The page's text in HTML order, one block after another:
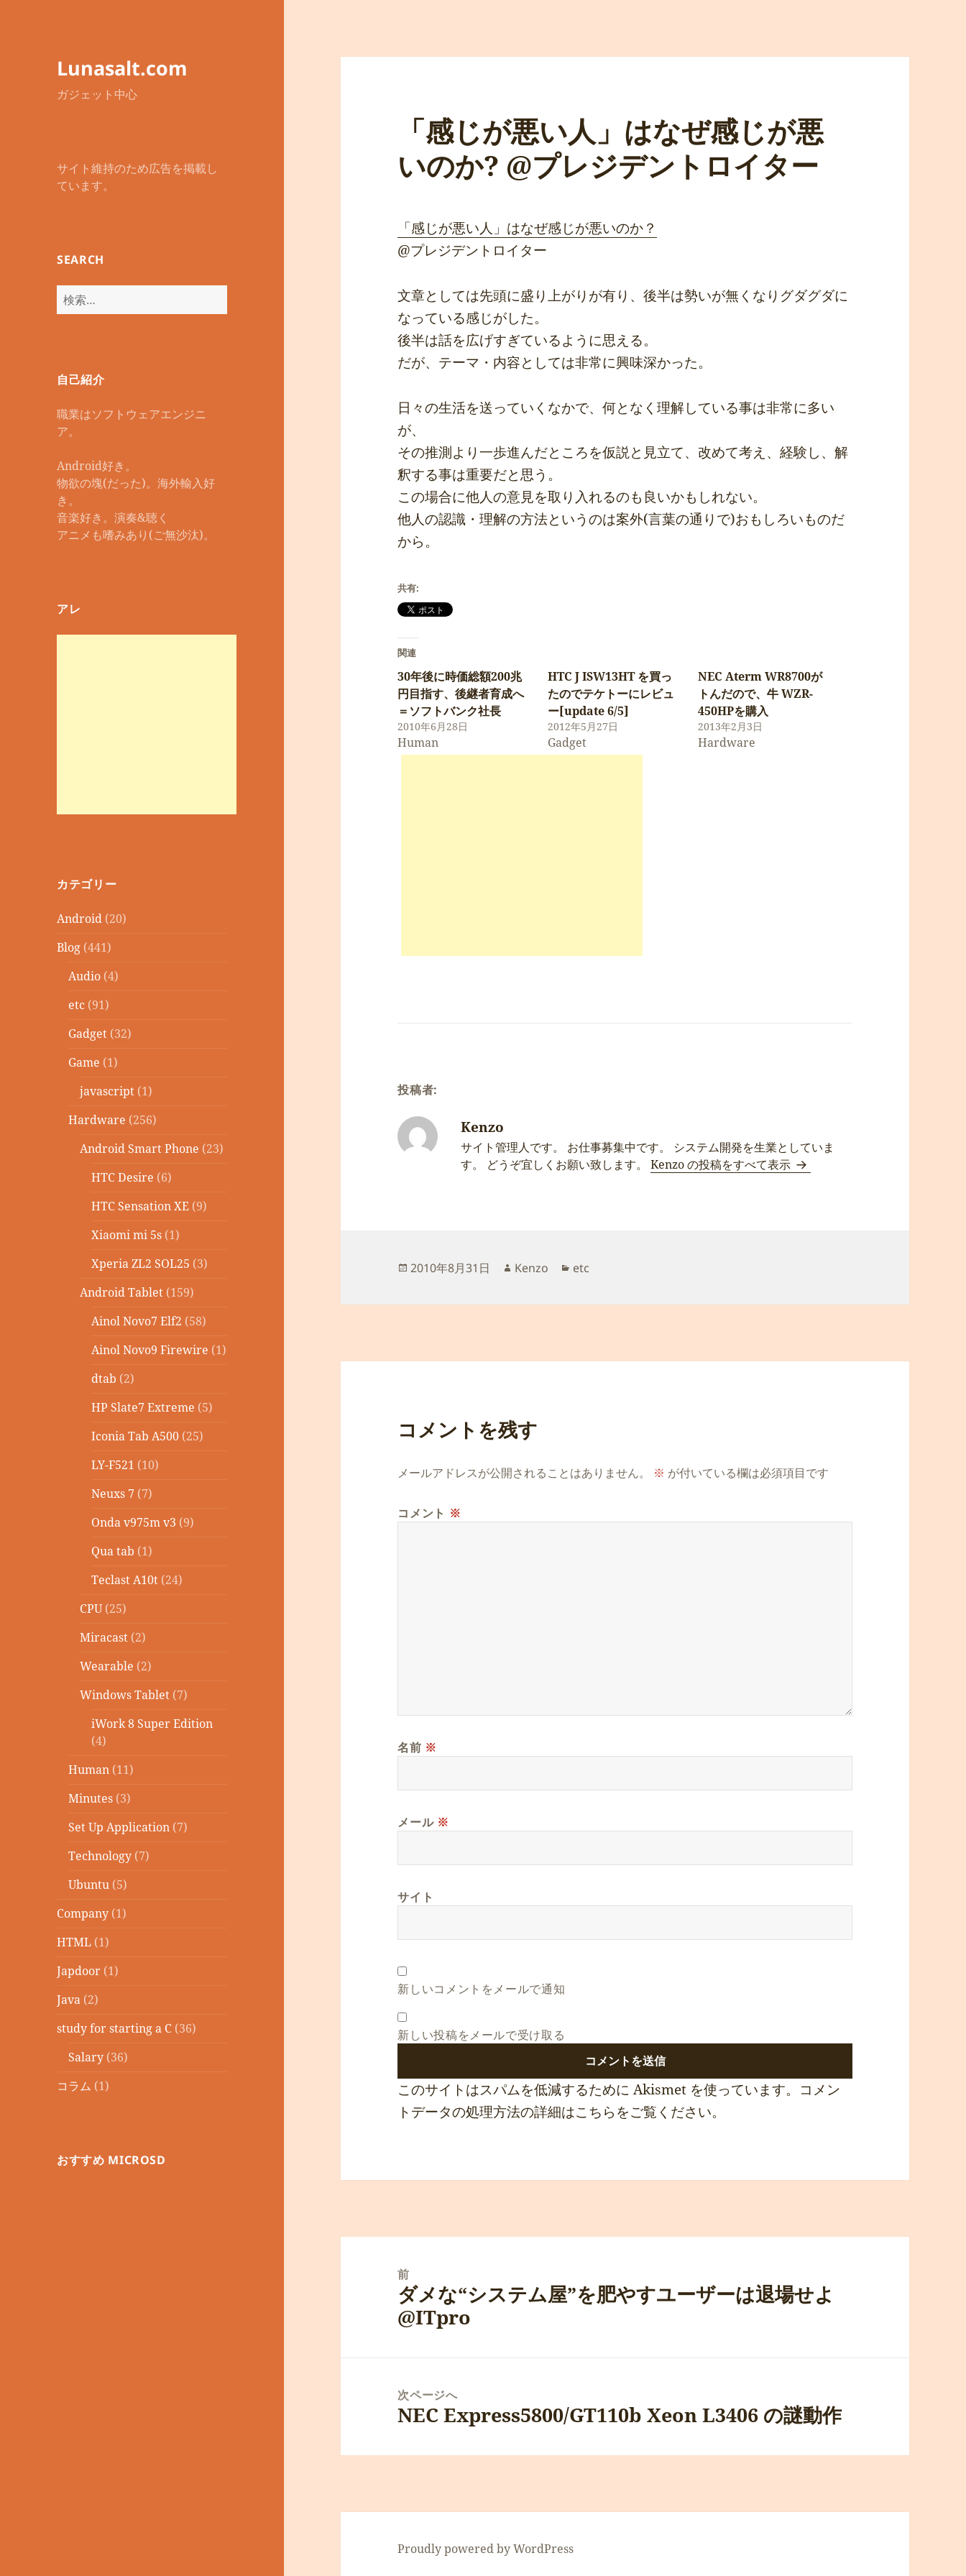
Lunasalt.com
ガジェット中心
サイト維持のため広告を掲載し
ています。
SEARCH
検
索:
自己紹介
職業はソフトウェアエンジニ
ア。
Android好き。
物欲の塊(だった)。海外輸入好
き。
音楽好き。演奏&聴く
アニメも嗜みあり(ご無沙汰)。
アレ
カテゴリー
Android (20)
Blog (441)
Audio (4)
etc (91)
Gadget (32)
Game (1)
javascript (1)
Hardware (256)
Android Smart Phone (23)
HTC Desire (6)
HTC Sensation XE (9)
Xiaomi mi 5s (1)
Xperia ZL2 SOL25 (3)
Android Tablet (159)
Ainol Novo7 Elf2 (58)
Ainol Novo9 Firewire (1)
dtab (2)
HP Slate7 Extreme (5)
Iconia Tab A500 (25)
LY-F521 (10)
Neuxs 7 (7)
Onda v975m v3 (9)
Qua tab (1)
Teclast A10t (24)
CPU(25)
Miracast (2)
Wearable (2)
Windows Tablet (7)
iWork 8 Super Edition
(4)
Human (11)
Minutes (3)
Set Up Application (7)
Technology (7)
Ubuntu (5)
Company (1)
HTML (1)
Japdoor (1)
Java (2)
study for starting a C (36)
Salary (36)
コラム (1)
おすすめ MICROSD
「感じが悪い人」はなぜ感じが悪
いのか? @プレジデントロイター
「感じが悪い人」はなぜ感じが悪いのか？
@プレジデントロイター
文章としては先頭に盛り上がりが有り、後半は勢いが無くなりグダグダに
なっている感じがした。
後半は話を広げすぎているように思える。
だが、テーマ・内容としては非常に興味深かった。
日々の生活を送っていくなかで、何となく理解している事は非常に多い
が、
その推測より一歩進んだところを仮説と見立て、改めて考え、経験し、解
釈する事は重要だと思う。
この場合に他人の意見を取り入れるのも良いかもしれない。
他人の認識・理解の方法というのは案外(言葉の通りで)おもしろいものだ
から。
共有:
関連
30年後に時価総額200兆
円目指す、後継者育成へ
＝ソフトバンク社長
2010年6月28日
Human
HTC J ISW13HT を買っ
たのでテケトーにレビュ
ー[update 6/5]
2012年5月27日
Gadget
NEC Aterm WR8700が
トんだので、牛 WZR-
450HPを購入
2013年2月3日
Hardware
投稿者:
Kenzo
サイト管理人です。 お仕事募集中です。 システム開発を生業としていま
す。 どうぞ宜しくお願い致します。Kenzo の投稿をすべて表示
投
日:
2010年8月31日
作
者
Kenzo
カ
ゴ
etc
コメントを残す
メールアドレスが公開されることはありません。 ※ が付いている欄は必須項目です
コメント ※
名前 ※
メール ※
サイト
新しいコメントをメールで通知
新しい投稿をメールで受け取る
このサイトはスパムを低減するために Akismet を使っています。
コメン
トデータの処理方法の詳細はこちらをご覧ください。
ー
前
前
の
稿:
ダメな“システム屋”を肥やすユーザーは退場せよ
@ITpro
次ページへ
次
投
NEC Express5800/GT110b Xeon L3406 の謎動作
Proudly powered by WordPress